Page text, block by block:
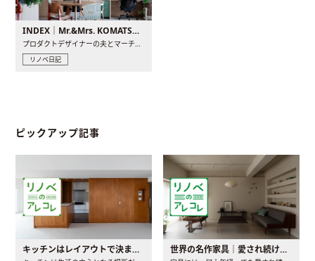
INDEX｜Mr.&Mrs. KOMATSU renovation diary
プロダクトデザイナーの夫とマーチャンダイザーの妻が、夫婦で..
リノベ日記
ピックアップ記事
キッチンはレイアウトで決まる。後悔しないための考え方と選び方 世界の名作家具｜愛され続ける理由と一生モノとの出会い方